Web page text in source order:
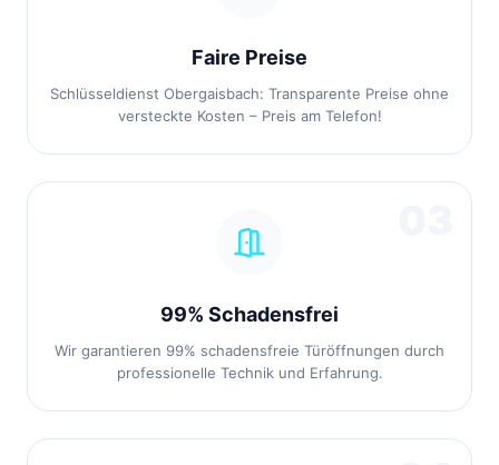
Faire Preise
Schlüsseldienst Obergaisbach: Transparente Preise ohne
versteckte Kosten – Preis am Telefon!
99% Schadensfrei
Wir garantieren 99% schadensfreie Türöffnungen durch
professionelle Technik und Erfahrung.